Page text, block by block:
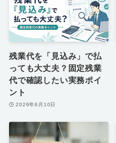
残業代を「見込み」で払
っても大丈夫？固定残業
代で確認したい実務ポイ
ント
2026年6月10日